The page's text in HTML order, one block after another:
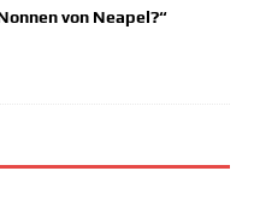
von Neapel?“